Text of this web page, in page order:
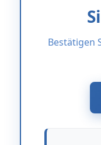
Bestätigen